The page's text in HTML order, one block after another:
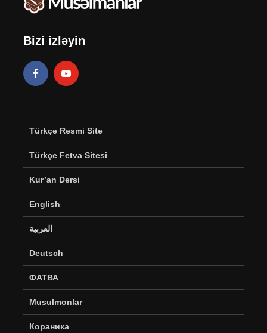
Bizi izləyin
Türkçe Resmi Site
Türkçe Fetva Sitesi
Kur’an Dersi
English
العربية
Deutsch
ФАТВА
Musulmonlar
Кораника